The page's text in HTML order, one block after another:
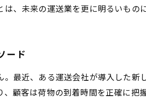
、未来の運送業を更に明るいもの
ード
最近、ある運送会社が導入した
顧客は荷物の到着時間を正確に把